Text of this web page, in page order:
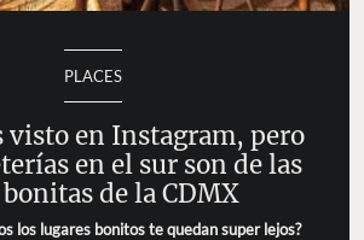
PLACES
visto en Instagram, pero
en el sur son de las
de la CDMX
los lugares bonitos te quedan super lejos?